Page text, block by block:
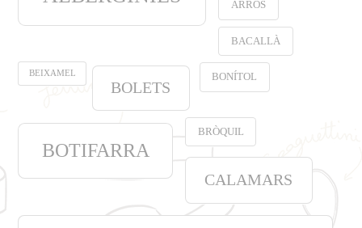
ARRÒS
BACALLÀ
BEIXAMEL
BOLETS
BONÍTOL
BOTIFARRA
BRÒQUIL
CALAMARS